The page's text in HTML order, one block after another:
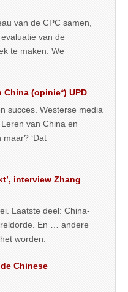
van de CPC samen,
van de
te maken. We
(opinie*) UPD
succes. Westerse media
van China en
‘Dat
interview Zhang
Laatste deel: China-
En … andere
worden.
Chinese